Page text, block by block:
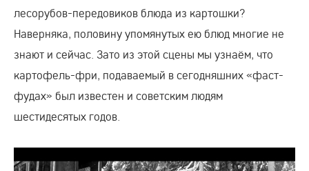
лесорубов-передовиков блюда из картошки?
Наверняка, половину упомянутых ею блюд многие не
знают и сейчас. Зато из этой сцены мы узнаём, что
картофель-фри, подаваемый в сегодняшних «фаст-
фудах» был известен и советским людям
шестидесятых годов.